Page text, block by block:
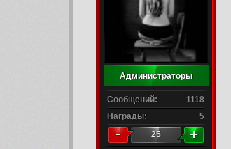
Администраторы
Сообщений:
1118
Награды:
5
25